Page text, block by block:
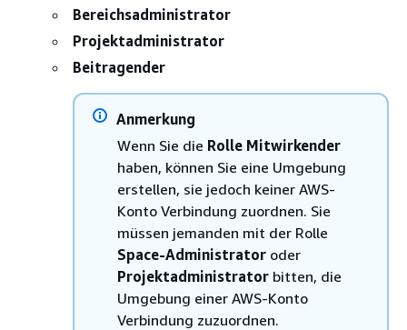
Bereichsadministrator
Projektadministrator
Beitragender
Anmerkung
Wenn Sie die Rolle Mitwirkender
haben, können Sie eine Umgebung
erstellen, sie jedoch keiner AWS-
Konto Verbindung zuordnen. Sie
müssen jemanden mit der Rolle
Space-Administrator oder
Projektadministrator bitten, die
Umgebung einer AWS-Konto
Verbindung zuzuordnen.